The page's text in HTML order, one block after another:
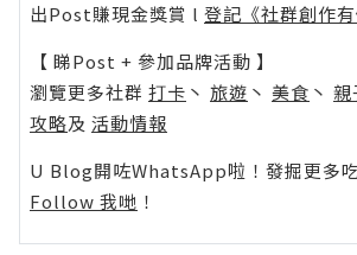
出Post賺現金獎賞 l 登記《社群創作有
【 睇Post + 參加品牌活動 】
瀏覽更多社群 打卡 丶 旅遊 丶 美食 丶 親
攻略及 活動情報
U Blog開咗WhatsApp啦！發掘更多
Follow 我哋 ！